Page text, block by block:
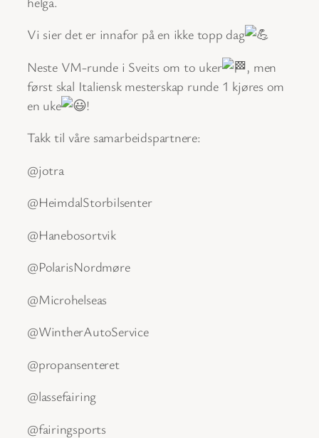
Vi sier det er innafor på en ikke topp dag
Neste VM-runde i Sveits om to uker
, men
først skal Italiensk mesterskap runde 1 kjøres om
en uke
!
Takk til våre samarbeidspartnere:
@jotra
@HeimdalStorbilsenter
@Hanebosortvik
@PolarisNordmøre
@Microhelseas
@WintherAutoService
@propansenteret
@lassefairing
@fairingsports